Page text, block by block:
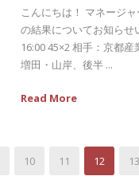
こんにちは！ マネージ
の結果についてお知らせ
16:00 45×2 相手：京都
増田・山岸、後半 ...
Read More
10 11 12 13